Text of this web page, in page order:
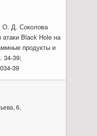
Д. Соколова
Black Hole на
продукты и
34-39;
39
6,